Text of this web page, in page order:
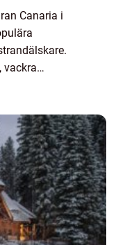
Canaria i
vackra